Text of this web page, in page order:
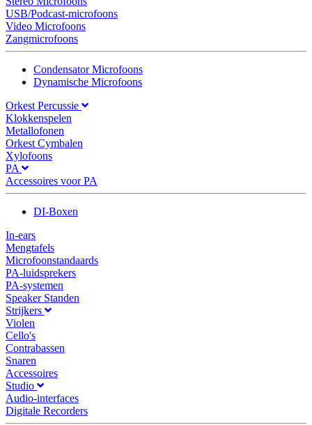
USB/Podcast-microfoons
Video Microfoons
Zangmicrofoons
Condensator Microfoons
Dynamische Microfoons
Orkest Percussie
Klokkenspelen
Metallofonen
Orkest Cymbalen
Xylofoons
PA
Accessoires voor PA
DI-Boxen
In-ears
Mengtafels
Microfoonstandaards
PA-luidsprekers
PA-systemen
Speaker Standen
Strijkers
Violen
Cello's
Contrabassen
Snaren
Accessoires
Studio
Audio-interfaces
Digitale Recorders